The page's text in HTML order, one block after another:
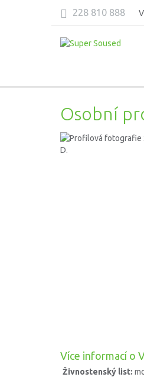
228 810 888
Osobní
Více informací o
Živnostenský list: